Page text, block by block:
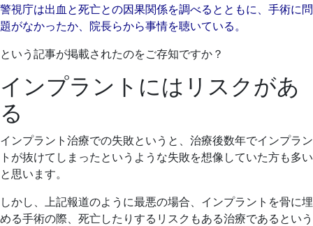
警視庁は出血と死亡との因果関係を調べるとともに、手術に問
題がなかったか、院長らから事情を聴いている。
という記事が掲載されたのをご存知ですか？
インプラントにはリスクがあ
る
インプラント治療での失敗というと、治療後数年でインプラン
トが抜けてしまったというような失敗を想像していた方も多い
と思います。
しかし、上記報道のように最悪の場合、インプラントを骨に埋
める手術の際、死亡したりするリスクもある治療であるという